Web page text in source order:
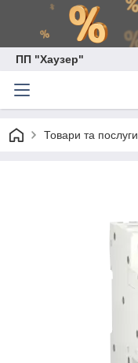
ПП "Хаузер"
Товари та послуги